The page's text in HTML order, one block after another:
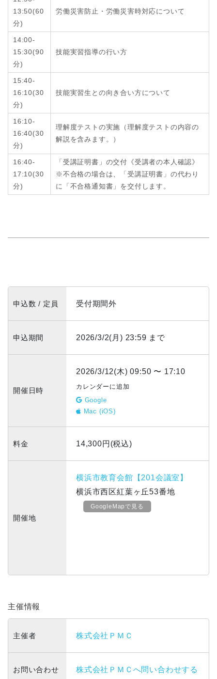
13:50(60
分)
労働災害防止・労働災害時対応について
14:00-
15:30(90
分)
技能実習指導の行い方
15:40-
16:10(30
分)
技能実習生との向き合い方について
16:10-
16:40(30
分)
理解度テストの実施（理解度テストの内容の
解説を含みます。）
16:40-
17:10(30
分)
「受講証明書」の交付《受講者の本人確認》
※不合格の場合は、「受講証明書」の代わり
に「不合格通知書」を交付します。
申込数 / 定員 受付期間外
申込期間 2026/3/2(月) 23:59 まで
開催日時
2026/3/12(木) 09:50 〜 17:10
カレンダーに追加
Google
Mac (iOS)
料金 14,300円(税込)
開催地
横浜市教育会館【201会議室】
横浜市西区紅葉ヶ丘53番地
GoogleMapで見る
主催情報
主催者 株式会社ＰＭＣ
お問い合わせ 株式会社ＰＭＣへ問い合わせする